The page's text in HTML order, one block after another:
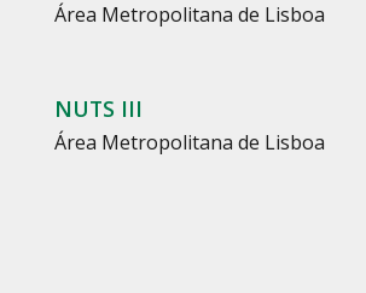
Área Metropolitana de Lisboa
NUTS III
Área Metropolitana de Lisboa